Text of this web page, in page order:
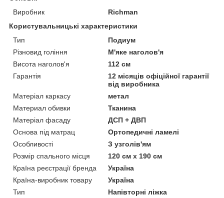
Виробник
Richman
Користувальницькі характеристики
Тип
Подиум
Різновид гоління
М'яке наголов'я
Висота наголов'я
112 см
Гарантія
12 місяців офіційної гарантії
від виробника
Матеріал каркасу
метал
Материал обивки
Тканина
Матеріал фасаду
ДСП + ДВП
Основа під матрац
Ортопедичні ламелі
Особливості
З узголів'ям
Розмір спального місця
120 см х 190 см
Країна реєстрації бренда
Україна
Країна-виробник товару
Україна
Тип
Напівторні ліжка